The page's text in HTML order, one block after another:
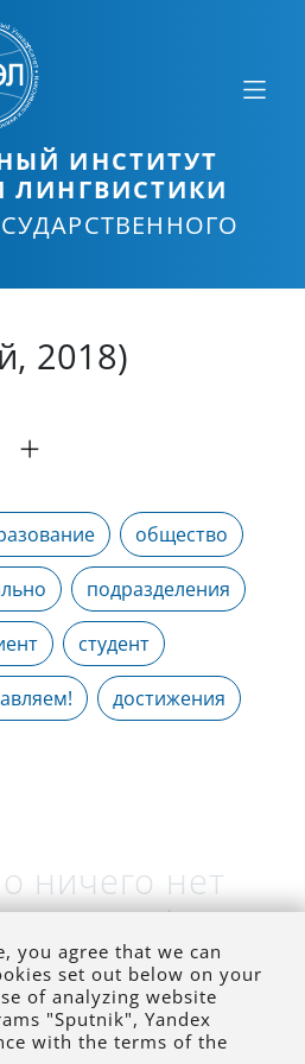
ИНСТИТУТ
2018)
общество
подразделения
студент
достижения
ничего нет
время)
you agree that we can
set out below on your
of analyzing website
"Sputnik", Yandex
with the terms of the